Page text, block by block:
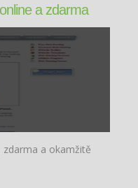
a zdarma
zdarma a okamžitě